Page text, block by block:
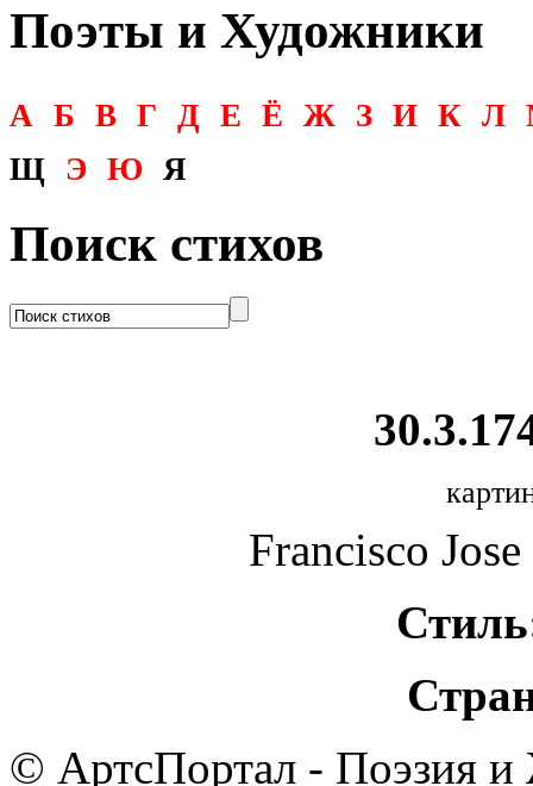
Поэты и Художники
А Б В Г Д Е Ё Ж З И К Л
Щ
Э Ю Я
Поиск стихов
Francisco
© АртсПортал - Поэзия